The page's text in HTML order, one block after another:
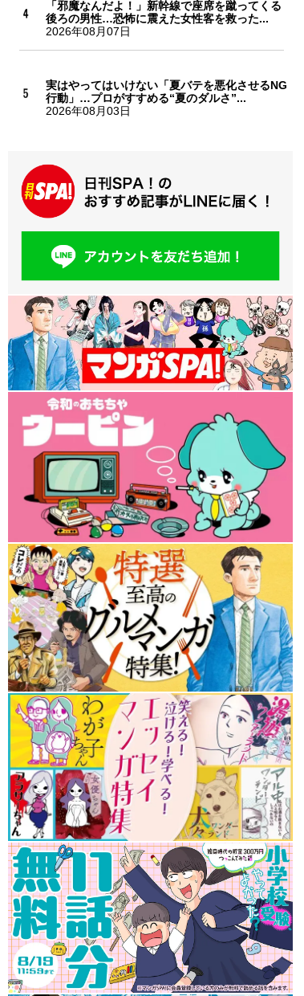
「邪魔なんだよ！」新幹線で座席を蹴ってくる
後ろの男性…恐怖に震えた女性客を救った...
2026年08月07日
実はやってはいけない「夏バテを悪化させるNG
行動」…プロがすすめる“夏のダルさ”...
2026年08月03日